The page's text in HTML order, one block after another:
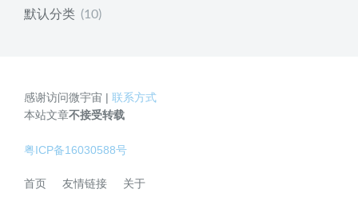
默认分类 (10)
感谢访问微宇宙 | 联系方式
本站文章不接受转载
粤ICP备16030588号
首页 友情链接 关于